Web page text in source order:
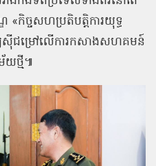
«កិច្ចសហប្រតិបត្តិការយុទ្ធ
យស៊ីជម្រៅលើការកសាងសហគមន៍
យថ្មី៕